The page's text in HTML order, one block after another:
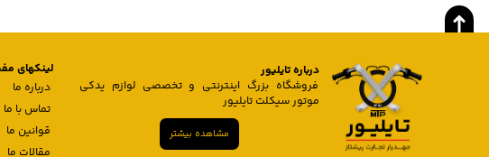
درباره تایلیور
فروشگاه بزرگ اینترنتی و تخصصی لوازم یدکی
موتور سیکلت تایلیور
مشاهده بیشتر
لینکهای
درباره ما
تماس با ما
قوانین ما
مقالات ما